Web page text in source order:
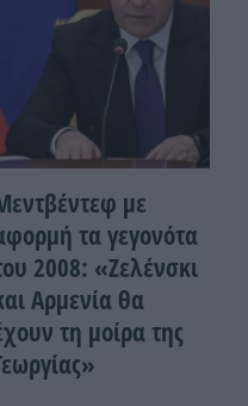
με
τα γεγονότα
2008: «Ζελένσκι
Αρμενία θα
τη μοίρα της